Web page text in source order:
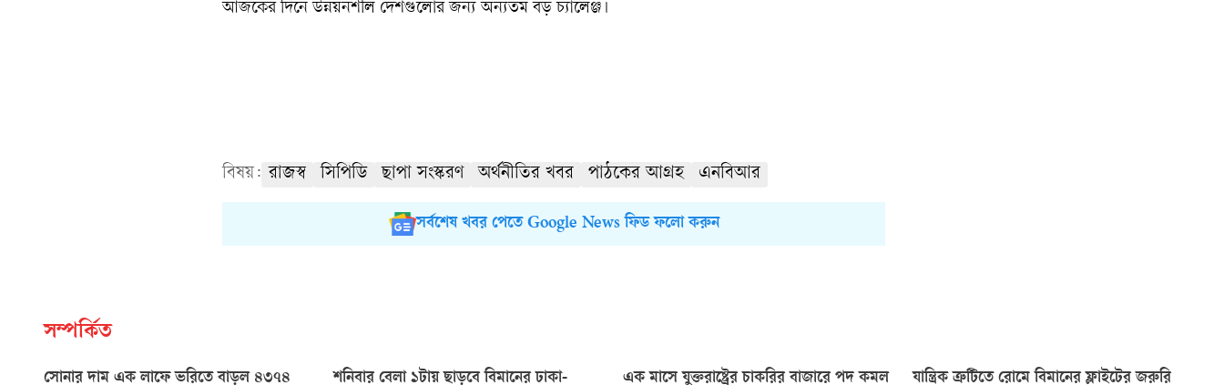
আজকের দিনে উন্নয়নশীল দেশগুলোর জন্য অন্যতম বড় চ্যালেঞ্জ।
বিষয়: রাজস্ব সিপিডি ছাপা সংস্করণ অর্থনীতির খবর পাঠকের আগ্রহ এনবিআর
সর্বশেষ খবর পেতে Google News ফিড ফলো করুন
সম্পর্কিত
সোনার দাম এক লাফে ভরিতে বাড়ল ৪৩৭৪ শনিবার বেলা ১টায় ছাড়বে বিমানের ঢাকা- এক মাসে যুক্তরাষ্ট্রের চাকরির বাজারে পদ কমল যান্ত্রিক ত্রুটিতে রোমে বিমানের ফ্লাইটের জরুরি